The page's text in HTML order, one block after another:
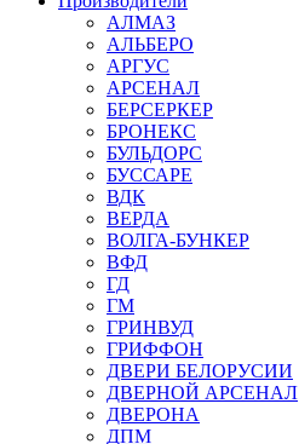
АЛМАЗ
АЛЬБЕРО
АРГУС
АРСЕНАЛ
БЕРСЕРКЕР
БРОНЕКС
БУЛЬДОРС
БУССАРЕ
ВДК
ВЕРДА
ВОЛГА-БУНКЕР
ВФД
ГД
ГМ
ГРИНВУД
ГРИФФОН
ДВЕРИ БЕЛОРУСИИ
ДВЕРНОЙ АРСЕНАЛ
ДВЕРОНА
ДПМ